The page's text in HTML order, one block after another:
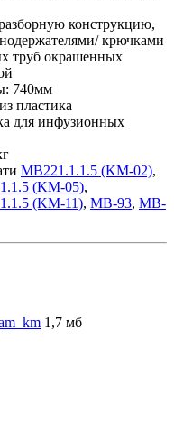
конструкцию,
крючками
труб окрашенных
740мм
пластика
для инфузионных
MB221.1.1.5 (KM-02),
(KM-05),
(KM-11), МВ-93, MB-
1,7 мб